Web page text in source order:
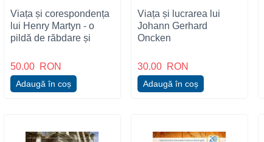
Viața și corespondența
lui Henry Martyn - o
pildă de răbdare și
misionarul creștin
50.00 RON
Adaugă în coș
Viața și lucrarea lui
Johann Gerhard
Oncken
30.00 RON
Adaugă în coș